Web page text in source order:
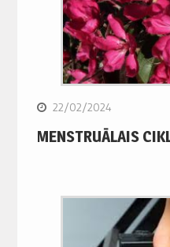
22/02/2024
MENSTRUĀLAIS